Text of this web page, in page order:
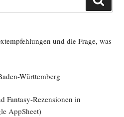
und die Frage, was
Württemberg
Fantasy-Rezensionen in
AppSheet)